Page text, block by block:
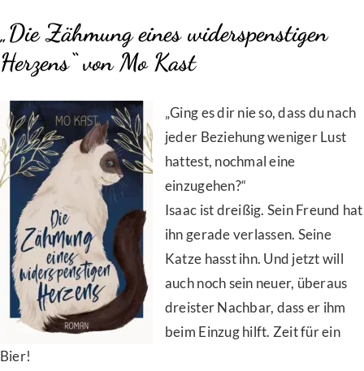
„Die Zähmung eines widerspenstigen
Herzens“ von Mo Kast
„Ging es dir nie so, dass du nach
jeder Beziehung weniger Lust
hattest, nochmal eine
einzugehen?“
Isaac ist dreißig. Sein Freund hat
ihn gerade verlassen. Seine
Katze hasst ihn. Und jetzt will
auch noch sein neuer, überaus
dreister Nachbar, dass er ihm
beim Einzug hilft. Zeit für ein
Bier!